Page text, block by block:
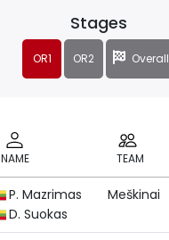
Stages
OR1 OR2 Overall
NAME TEAM
P. Mazrimas
D. Suokas
Meškinai